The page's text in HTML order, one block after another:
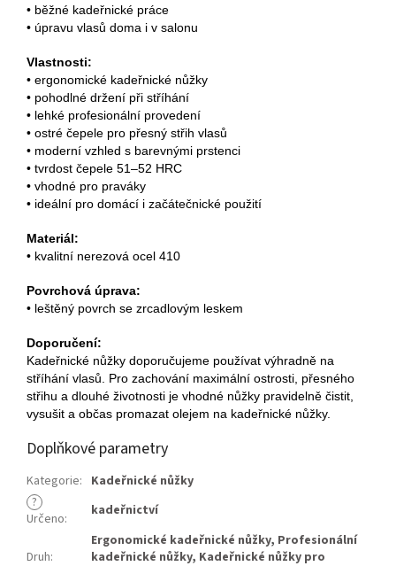
• běžné kadeřnické práce
• úpravu vlasů doma i v salonu
Vlastnosti:
• ergonomické kadeřnické nůžky
• pohodlné držení při stříhání
• lehké profesionální provedení
• ostré čepele pro přesný střih vlasů
• moderní vzhled s barevnými prstenci
• tvrdost čepele 51–52 HRC
• vhodné pro praváky
• ideální pro domácí i začátečnické použití
Materiál:
• kvalitní nerezová ocel 410
Povrchová úprava:
• leštěný povrch se zrcadlovým leskem
Doporučení:
Kadeřnické nůžky doporučujeme používat výhradně na
stříhání vlasů. Pro zachování maximální ostrosti, přesného
střihu a dlouhé životnosti je vhodné nůžky pravidelně čistit,
vysušit a občas promazat olejem na kadeřnické nůžky.
Doplňkové parametry
Kategorie: Kadeřnické nůžky
?
Určeno: kadeřnictví
Druh:
Ergonomické kadeřnické nůžky, Profesionální
kadeřnické nůžky, Kadeřnické nůžky pro